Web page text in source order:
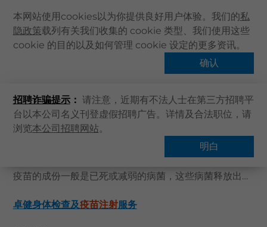
本网站使用cookies以为你提供良好用户体验。我们的私
隐政策载列有关我们收集的 cookie 类型、我们使用这些
cookie 的目的以及如何管理 cookie 设定的更多资讯。
确认
招聘诈骗提示： 请注意，近期有不法人士在第三方招聘平
台以本公司名义刊登虚假招聘广告。详情及合法职位，请
浏览本公司招聘网站。
明白
主页
卓健服务
卓健手机App
最新资讯
联络我们
疫苗的成份一般是已死或减弱的病菌，这些病菌释放出的毒素或蛋白质，均可刺激人体免疫系统作出反应，继而消灭它们，并帮助身体製造抗体，增强抵抗力减低将来感染疾病的机会，而人生中的不同阶段都需要接种疫苗，选择适合您和您的家人的疫苗十分重要，卓健医疗提供价格相宜且全面的
卓健身体检查及疫苗注射服务